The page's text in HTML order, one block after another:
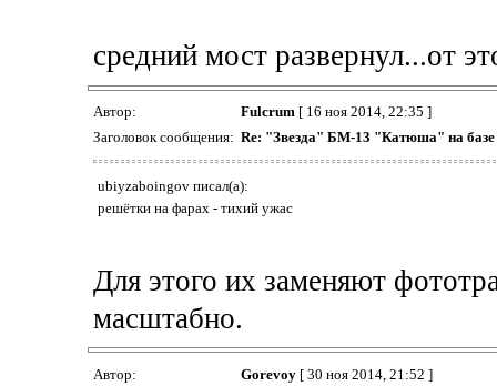
средний мост развернул...от
Автор: Fulcrum[ 16 ноя 2014, 22:35 ]
Заголовок сообщения: Re: "Звезда" БМ-13 "Катюша" на базе
ubiyzaboingov писал(а):
решётки на фарах - тихий ужас
Для этого их заменяют
масштабно.
Автор: Gorevoy[ 30 ноя 2014, 21:52 ]